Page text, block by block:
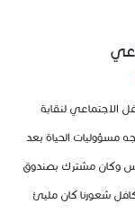
الاجتماعي لنقابة
مسؤوليات الحياة بعد
وكان مشترك بصندوق
شعورنا كان مليئ